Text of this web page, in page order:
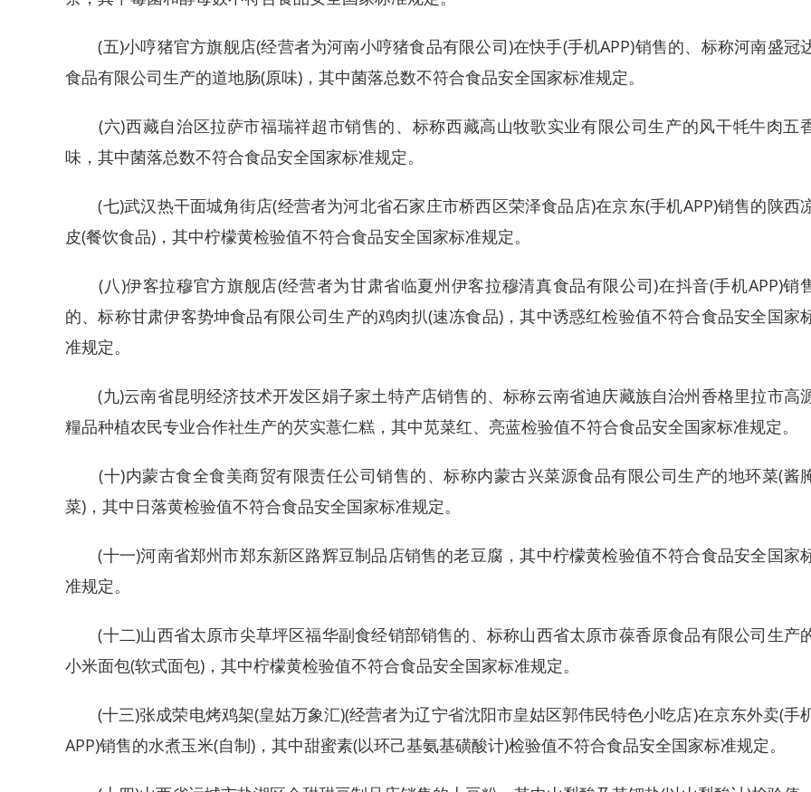
(五)小哼猪官方旗舰店(经营者为河南小哼猪食品有限公司)在快手(手机APP)销售的、标称河南盛冠
食品有限公司生产的道地肠(原味)，其中菌落总数不符合食品安全国家标准规定。
(六)西藏自治区拉萨市福瑞祥超市销售的、标称西藏高山牧歌实业有限公司生产的风干牦牛肉五
味，其中菌落总数不符合食品安全国家标准规定。
(七)武汉热干面城角街店(经营者为河北省石家庄市桥西区荣泽食品店)在京东(手机APP)销售的陕西
皮(餐饮食品)，其中柠檬黄检验值不符合食品安全国家标准规定。
(八)伊客拉穆官方旗舰店(经营者为甘肃省临夏州伊客拉穆清真食品有限公司)在抖音(手机APP)销
的、标称甘肃伊客势坤食品有限公司生产的鸡肉扒(速冻食品)，其中诱惑红检验值不符合食品安全国家
准规定。
(九)云南省昆明经济技术开发区娟子家土特产店销售的、标称云南省迪庆藏族自治州香格里拉市高
糧品种植农民专业合作社生产的芡实薏仁糕，其中苋菜红、亮蓝检验值不符合食品安全国家标准规定。
(十)内蒙古食全食美商贸有限责任公司销售的、标称内蒙古兴菜源食品有限公司生产的地环菜(酱
菜)，其中日落黄检验值不符合食品安全国家标准规定。
(十一)河南省郑州市郑东新区路辉豆制品店销售的老豆腐，其中柠檬黄检验值不符合食品安全国家
准规定。
(十二)山西省太原市尖草坪区福华副食经销部销售的、标称山西省太原市葆香原食品有限公司生产
小米面包(软式面包)，其中柠檬黄检验值不符合食品安全国家标准规定。
(十三)张成荣电烤鸡架(皇姑万象汇)(经营者为辽宁省沈阳市皇姑区郭伟民特色小吃店)在京东外卖(手
APP)销售的水煮玉米(自制)，其中甜蜜素(以环己基氨基磺酸计)检验值不符合食品安全国家标准规定。